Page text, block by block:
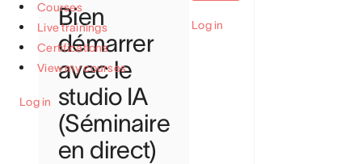
Courses
Live trainings
Certifications
View my courses
Log in
Log in
Bien
démarrer
avec le
studio IA
(Séminaire
en direct)